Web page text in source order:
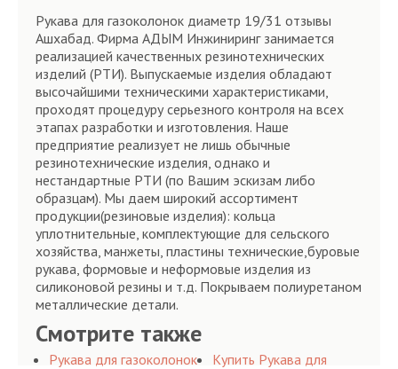
Рукава для газоколонок диаметр 19/31 отзывы
Ашхабад. Фирма АДЫМ Инжиниринг занимается
реализацией качественных резинотехнических
изделий (РТИ). Выпускаемые изделия обладают
высочайшими техническими характеристиками,
проходят процедуру серьезного контроля на всех
этапах разработки и изготовления. Наше
предприятие реализует не лишь обычные
резинотехнические изделия, однако и
нестандартные РТИ (по Вашим эскизам либо
образцам). Мы даем широкий ассортимент
продукции(резиновые изделия): кольца
уплотнительные, комплектующие для сельского
хозяйства, манжеты, пластины технические,буровые
рукава, формовые и неформовые изделия из
силиконовой резины и т.д. Покрываем полиуретаном
металлические детали.
Смотрите также
Рукава для газоколонок
Купить Рукава для